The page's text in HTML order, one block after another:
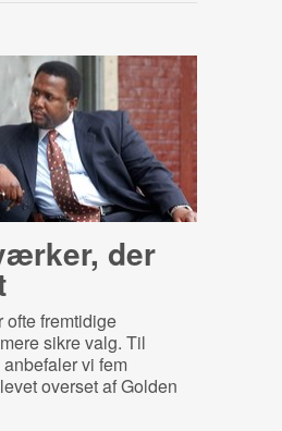
der
fremtidige
sikre valg. Til
vi fem
overset af Golden